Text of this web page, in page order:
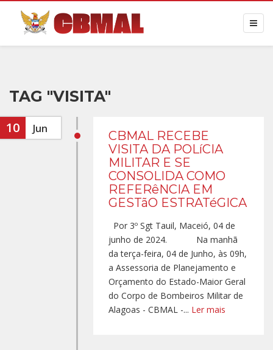
TAG "VISITA"
10 Jun
CBMAL RECEBE
VISITA DA POLíCIA
MILITAR E SE
CONSOLIDA COMO
REFERêNCIA EM
GESTãO ESTRATéGICA
Por 3º Sgt Tauil, Maceió, 04 de
junho de 2024. Na manhã
da terça-feira, 04 de Junho, às 09h,
a Assessoria de Planejamento e
Orçamento do Estado-Maior Geral
do Corpo de Bombeiros Militar de
Alagoas - CBMAL -... Ler mais